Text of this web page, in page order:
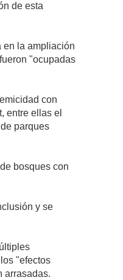
de esta
en la ampliación
"ocupadas
con
entre ellas el
parques
bosques con
y se
"efectos
arrasadas.